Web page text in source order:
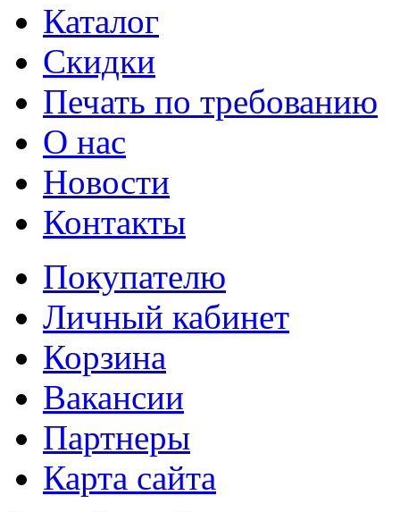
Каталог
Cкидки
Печать по требованию
О нас
Новости
Контакты
Покупателю
Личный кабинет
Корзина
Вакансии
Партнеры
Карта сайта